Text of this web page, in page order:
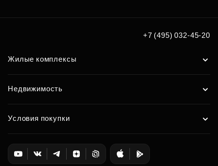
+7 (495) 032-45-20
Жилые комплексы
Недвижимость
Условия покупки